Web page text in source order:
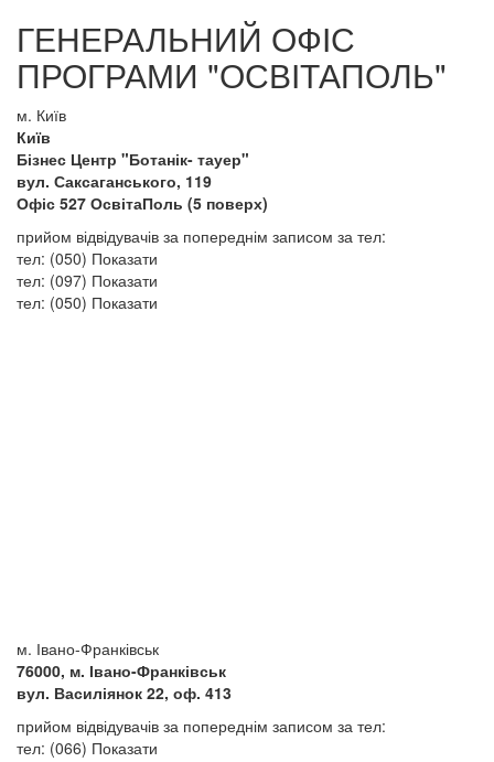
ГЕНЕРАЛЬНИЙ ОФІС
ПРОГРАМИ "ОСВІТАПОЛЬ"
м. Київ
Київ
Бізнес Центр "Ботанік- тауер"
вул. Саксаганського, 119
Офіс 527 ОсвітаПоль (5 поверх)
прийом відвідувачів за попереднім записом за тел:
тел: (050) Показати
тел: (097) Показати
тел: (050) Показати
м. Івано-Франківськ
76000, м. Івано-Франківськ
вул. Василіянок 22, оф. 413
прийом відвідувачів за попереднім записом за тел:
тел: (066) Показати